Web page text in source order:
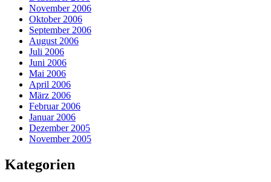
November 2006
Oktober 2006
September 2006
August 2006
Juli 2006
Juni 2006
Mai 2006
April 2006
März 2006
Februar 2006
Januar 2006
Dezember 2005
November 2005
Kategorien